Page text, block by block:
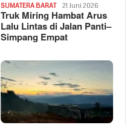
SUMATERA BARAT 21 Juni 2026
Truk Miring Hambat Arus
Lalu Lintas di Jalan Panti–
Simpang Empat